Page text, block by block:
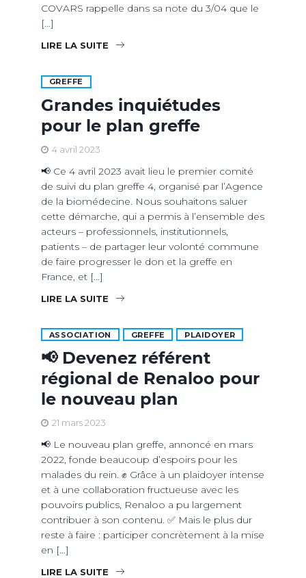
COVARS rappelle dans sa note du 3/04 que le
[…]
LIRE LA SUITE
GREFFE
Grandes inquiétudes
pour le plan greffe
4 avril 2023
📢 Ce 4 avril 2023 avait lieu le premier comité
de suivi du plan greffe 4, organisé par l’Agence
de la biomédecine. Nous souhaitons saluer
cette démarche, qui a permis à l’ensemble des
acteurs – professionnels, institutionnels,
patients – de partager leur volonté commune
de faire progresser le don et la greffe en
France, et […]
LIRE LA SUITE
ASSOCIATION GREFFE PLAIDOYER
📢 Devenez référent
régional de Renaloo pour
le nouveau plan
21 mars 2023
📢 Le nouveau plan greffe, annoncé en mars
2022, fonde beaucoup d’espoirs pour les
malades du rein. ✊ Grâce à un plaidoyer intense
et à une collaboration fructueuse avec les
pouvoirs publics, Renaloo a pu largement
contribuer à son contenu. ✅ Mais le plus dur
reste à faire : participer concrètement à la mise
en […]
LIRE LA SUITE